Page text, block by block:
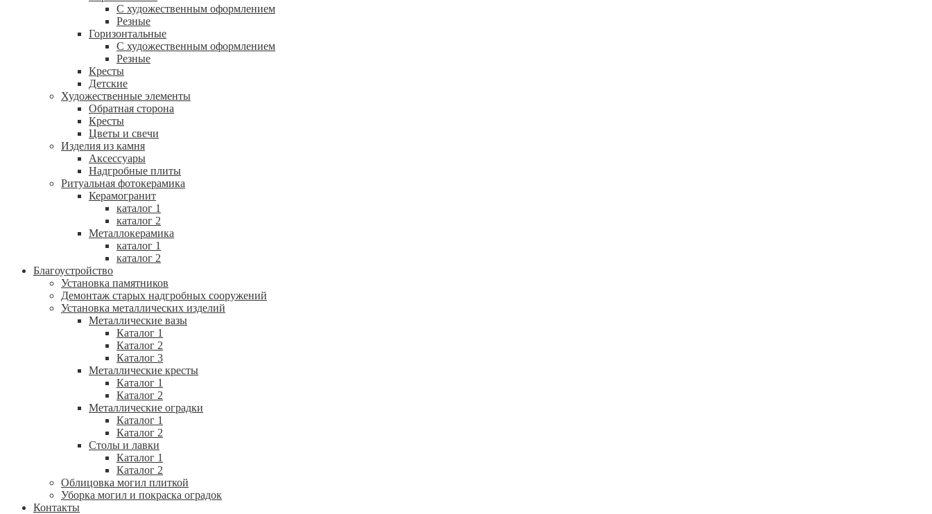
С художественным оформлением
Резные
Горизонтальные
С художественным оформлением
Резные
Кресты
Детские
Художественные элементы
Обратная сторона
Кресты
Цветы и свечи
Изделия из камня
Аксессуары
Надгробные плиты
Ритуальная фотокерамика
Керамогранит
каталог 1
каталог 2
Металлокерамика
каталог 1
каталог 2
Благоустройство
Установка памятников
Демонтаж старых надгробных сооружений
Установка металлических изделий
Металлические вазы
Каталог 1
Каталог 2
Каталог 3
Металлические кресты
Каталог 1
Каталог 2
Металлические оградки
Каталог 1
Каталог 2
Столы и лавки
Каталог 1
Каталог 2
Облицовка могил плиткой
Уборка могил и покраска оградок
Контакты